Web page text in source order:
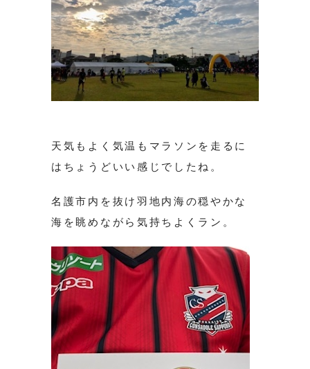
天気もよく気温もマラソンを走るに
はちょうどいい感じでしたね。
名護市内を抜け羽地内海の穏やかな
海を眺めながら気持ちよくラン。